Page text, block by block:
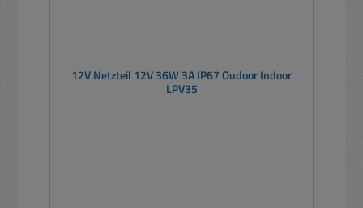
12V Netzteil 12V 36W 3A IP67 Oudoor Indoor
LPV35